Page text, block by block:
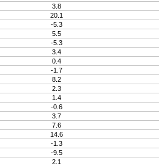
3.8
20.1
-5.3
5.5
-5.3
3.4
0.4
-1.7
8.2
2.3
1.4
-0.6
3.7
7.6
14.6
-1.3
-9.5
2.1